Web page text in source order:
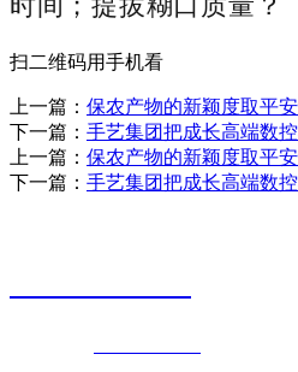
扫二维码用手机看
上一篇： 保农产物的新颖度取平
下一篇： 手艺集团把成长高端数
上一篇： 保农产物的新颖度取平
下一篇： 手艺集团把成长高端数